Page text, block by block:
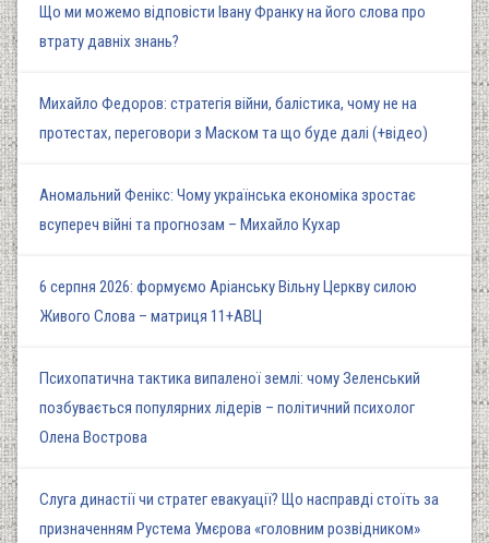
Що ми можемо відповісти Івану Франку на його слова про
втрату давніх знань?
Михайло Федоров: стратегія війни, балістика, чому не на
протестах, переговори з Маском та що буде далі (+відео)
Аномальний Фенікс: Чому українська економіка зростає
всупереч війні та прогнозам – Михайло Кухар
6 серпня 2026: формуємо Аріанську Вільну Церкву силою
Живого Слова – матриця 11+АВЦ
Психопатична тактика випаленої землі: чому Зеленський
позбувається популярних лідерів – політичний психолог
Олена Вострова
Слуга династії чи стратег евакуації? Що насправді стоїть за
призначенням Рустема Умєрова «головним розвідником»